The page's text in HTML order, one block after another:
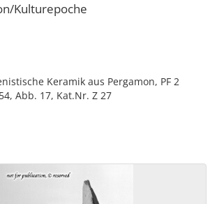
Kulturepoche
Keramik aus Pergamon, PF 2
Abb. 17, Kat.Nr. Z 27